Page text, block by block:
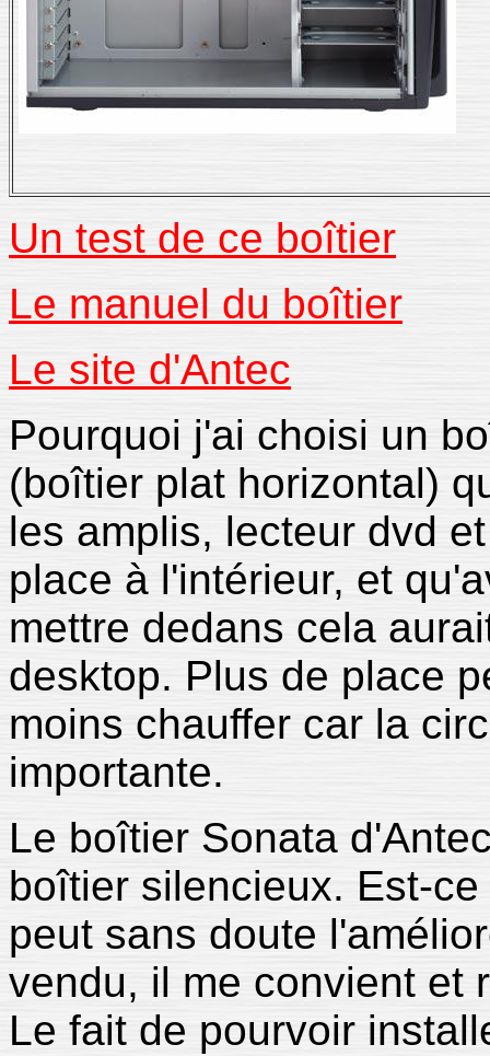
Un test de ce boîtier
Le manuel du boîtier
Le site d'Antec
Pourquoi j'ai choisi un
(boîtier plat horizontal)
les amplis, lecteur dvd
place à l'intérieur, et
mettre dedans cela
desktop. Plus de place
moins chauffer car la
importante.
Le boîtier Sonata
boîtier silencieux. Est-
peut sans doute
vendu, il me convient et
Le fait de pourvoir